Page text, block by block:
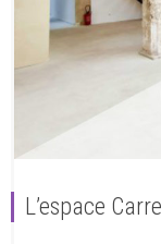
L’espace